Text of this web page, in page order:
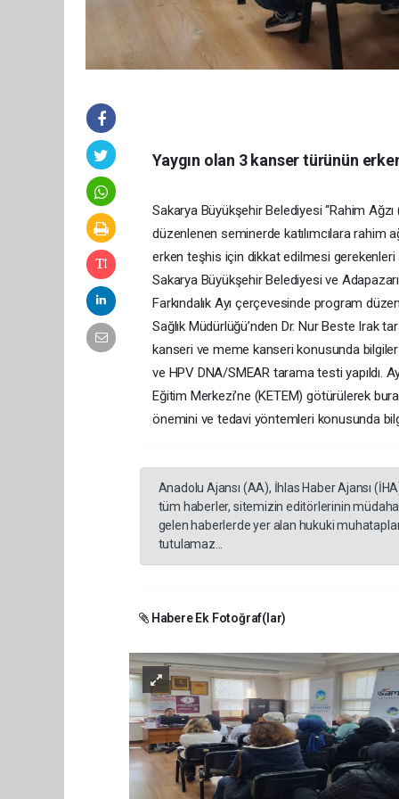
Yaygın olan 3 kanser türünün
Sakarya Büyükşehir Belediyesi “Rahim
düzenlenen seminerde katılımcılara
erken teşhis için dikkat edilmesi gerekenleri
Sakarya Büyükşehir Belediyesi ve
Farkındalık Ayı çerçevesinde program
Sağlık Müdürlüğü’nden Dr. Nur Beste Irak
kanseri ve meme kanseri konusunda
ve HPV DNA/SMEAR tarama testi yapıldı.
Eğitim Merkezi’ne (KETEM) götürülerek
önemini ve tedavi yöntemleri konusunda
Anadolu Ajansı (AA), İhlas Haber Ajansı
tüm haberler, sitemizin editörlerinin
gelen haberlerde yer alan hukuki
tutulamaz...
Habere Ek Fotoğraf(lar)